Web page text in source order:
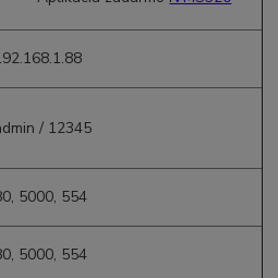
/ 12345
5000, 554
5000, 554